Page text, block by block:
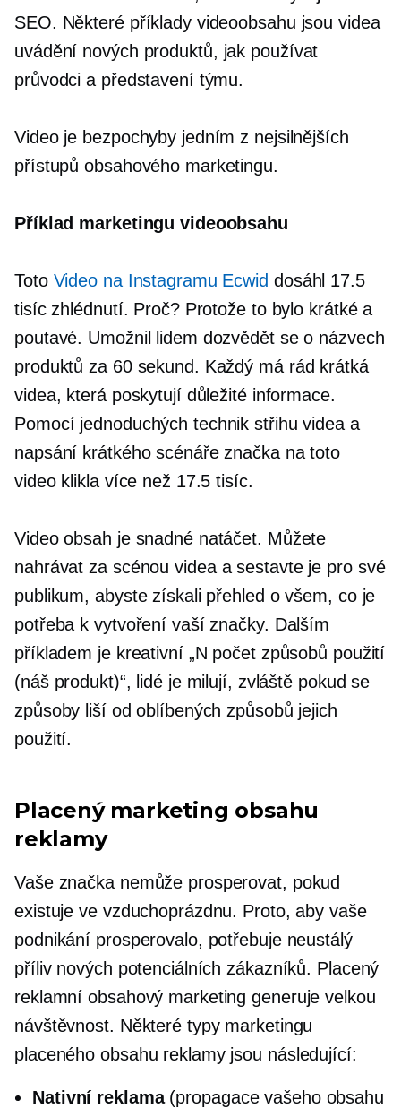
SEO. Některé příklady videoobsahu jsou videa
uvádění nových produktů, jak používat
průvodci a představení týmu.
Video je bezpochyby jedním z nejsilnějších
přístupů obsahového marketingu.
Příklad marketingu videoobsahu
Toto Video na Instagramu Ecwid dosáhl 17.5
tisíc zhlédnutí. Proč? Protože to bylo krátké a
poutavé. Umožnil lidem dozvědět se o názvech
produktů za 60 sekund. Každý má rád krátká
videa, která poskytují důležité informace.
Pomocí jednoduchých technik střihu videa a
napsání krátkého scénáře značka na toto
video klikla více než 17.5 tisíc.
Video obsah je snadné natáčet. Můžete
nahrávat za scénou videa a sestavte je pro své
publikum, abyste získali přehled o všem, co je
potřeba k vytvoření vaší značky. Dalším
příkladem je kreativní „N počet způsobů použití
(náš produkt)“, lidé je milují, zvláště pokud se
způsoby liší od oblíbených způsobů jejich
použití.
Placený marketing obsahu
reklamy
Vaše značka nemůže prosperovat, pokud
existuje ve vzduchoprázdnu. Proto, aby vaše
podnikání prosperovalo, potřebuje neustálý
příliv nových potenciálních zákazníků. Placený
reklamní obsahový marketing generuje velkou
návštěvnost. Některé typy marketingu
placeného obsahu reklamy jsou následující:
Nativní reklama(propagace vašeho obsahu